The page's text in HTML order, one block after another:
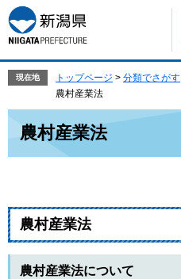
ー
ジ
の
で
ニ
ュ
ー
ば
本
現在地 トップページ > 分類でさがす
農村産業法
農村産業法
農村産業法
農村産業法について